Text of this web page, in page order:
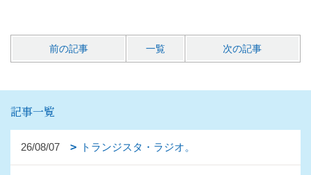
前の記事 一覧 次の記事
記事一覧
26/08/07 トランジスタ・ラジオ。